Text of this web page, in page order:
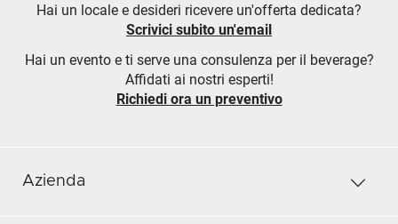
Hai un locale e desideri ricevere un'offerta dedicata?
Scrivici subito un'email
Hai un evento e ti serve una consulenza per il beverage?
Affidati ai nostri esperti!
Richiedi ora un preventivo
Azienda